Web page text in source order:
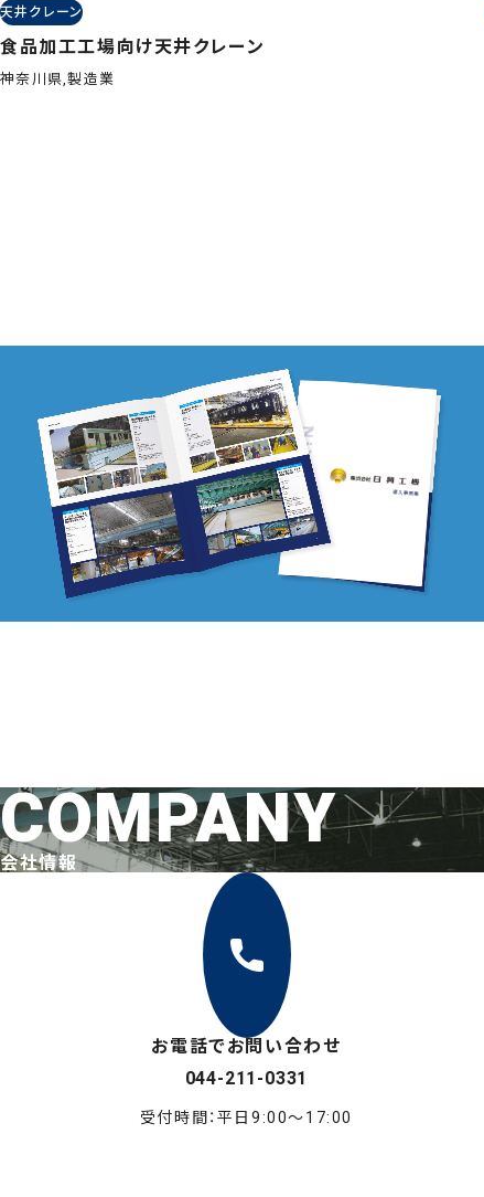
天井クレーン
食品加工工場向け天井クレーン
神奈川県,製造業
会社情報
COMPANY
お電話でお問い合わせ
044-211-0331
受付時間：平日9:00〜17:00